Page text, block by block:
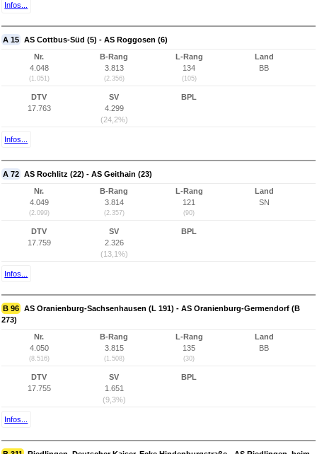
Infos...
A 15 AS Cottbus-Süd (5) - AS Roggosen (6)
Nr.
4.048
(1.051)
B-Rang
3.813
(2.356)
L-Rang
134
(105)
Land
BB
DTV
17.763
SV
4.299
(24,2%)
BPL
Infos...
A 72 AS Rochlitz (22) - AS Geithain (23)
Nr.
4.049
(2.099)
B-Rang
3.814
(2.357)
L-Rang
121
(90)
Land
SN
DTV
17.759
SV
2.326
(13,1%)
BPL
Infos...
B 96 AS Oranienburg-Sachsenhausen (L 191) - AS Oranienburg-Germendorf (B
273)
Nr.
4.050
(8.516)
B-Rang
3.815
(1.508)
L-Rang
135
(30)
Land
BB
DTV
17.755
SV
1.651
(9,3%)
BPL
Infos...